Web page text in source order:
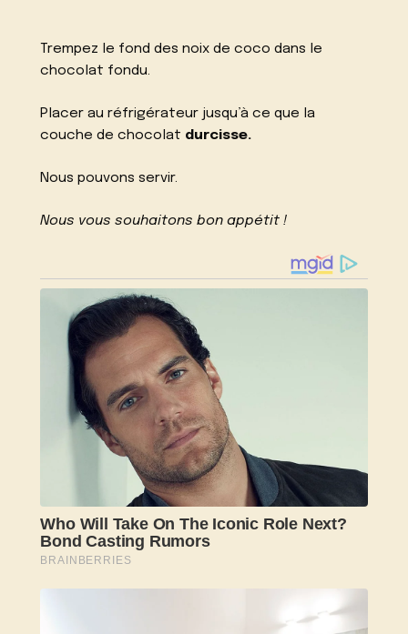
Trempez le fond des noix de coco dans le
chocolat fondu.
Placer au réfrigérateur jusqu’à ce que la
couche de chocolat durcisse.
Nous pouvons servir.
Nous vous souhaitons bon appétit !